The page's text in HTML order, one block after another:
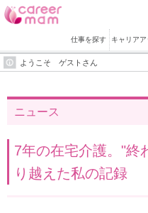
仕事を探す キャリアア
ようこそ ゲストさん
ニュース
7年の在宅介護。"終
り越えた私の記録